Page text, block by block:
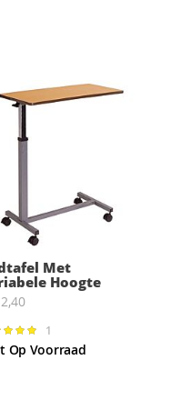
Met
Hoogte
1
Op Voorraad